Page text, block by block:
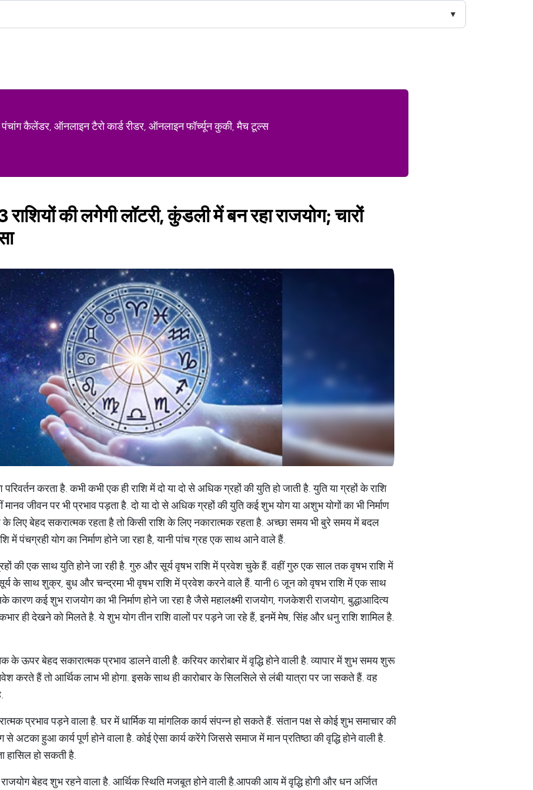
कैलेंडर, ऑनलाइन टैरो कार्ड रीडर, ऑनलाइन फॉर्च्यून कुकी, मैच टूल्स
की लगेगी लॉटरी, कुंडली में बन रहा राजयोग; चारों
करता है. कभी कभी एक ही राशि में दो या दो से अधिक ग्रहों की युति हो जाती है. युति या ग्रहों के राशि
मानव जीवन पर भी प्रभाव पड़ता है. दो या दो से अधिक ग्रहों की युति कई शुभ योग या अशुभ योगों का भी निर्माण
के लिए बेहद सकरात्मक रहता है तो किसी राशि के लिए नकारात्मक रहता है. अच्छा समय भी बुरे समय में बदल
में पंचग्रही योग का निर्माण होने जा रहा है, यानी पांच ग्रह एक साथ आने वाले हैं.
की एक साथ युति होने जा रही है. गुरु और सूर्य वृषभ राशि में प्रवेश चुके हैं. वहीं गुरु एक साल तक वृषभ राशि में
के साथ शुक्र, बुध और चन्द्रमा भी वृषभ राशि में प्रवेश करने वाले हैं. यानी 6 जून को वृषभ राशि में एक साथ
कारण कई शुभ राजयोग का भी निर्माण होने जा रहा है जैसे महालक्ष्मी राजयोग, गजकेशरी राजयोग, बुद्धाआदित्य
ही देखने को मिलते है. ये शुभ योग तीन राशि वालों पर पड़ने जा रहे हैं, इनमें मेष, सिंह और धनु राशि शामिल है.
के ऊपर बेहद सकारात्मक प्रभाव डालने वाली है. करियर कारोबार में वृद्धि होने वाली है. व्यापार में शुभ समय शुरू
करते हैं तो आर्थिक लाभ भी होगा. इसके साथ ही कारोबार के सिलसिले से लंबी यात्रा पर जा सकते हैं. वह
प्रभाव पड़ने वाला है. घर में धार्मिक या मांगलिक कार्य संपन्न हो सकते हैं. संतान पक्ष से कोई शुभ समाचार की
से अटका हुआ कार्य पूर्ण होने वाला है. कोई ऐसा कार्य करेंगे जिससे समाज में मान प्रतिष्ठा की वृद्धि होने वाली है.
हो सकती है.
बेहद शुभ रहने वाला है. आर्थिक स्थिति मजबूत होने वाली है.आपकी आय में वृद्धि होगी और धन अर्जित